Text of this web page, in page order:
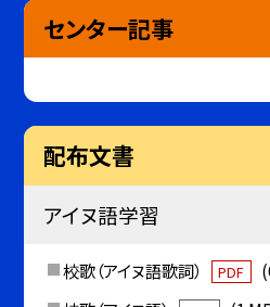
センター記事
配布文書
アイヌ語学習
校歌（アイヌ語歌詞） PDF